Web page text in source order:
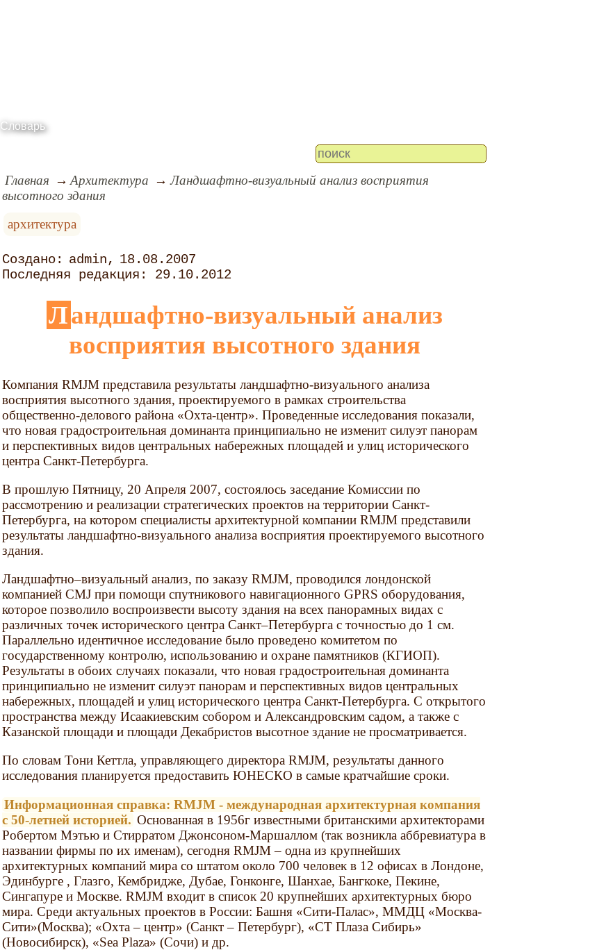
Словарь
Главная Архитектура
Ландшафтно-визуальный анализ восприятия
высотного здания
архитектура
admin
18.08.2007
29.10.2012
Ландшафтно-визуальный анализ
восприятия высотного здания
Компания RMJM представила результаты ландшафтно-визуального анализа
восприятия высотного здания, проектируемого в рамках строительства
общественно-делового района «Охта-центр». Проведенные исследования показали,
что новая градостроительная доминанта принципиально не изменит силуэт панорам
и перспективных видов центральных набережных площадей и улиц исторического
центра Санкт-Петербурга.
В прошлую Пятницу, 20 Апреля 2007, состоялось заседание Комиссии по
рассмотрению и реализации стратегических проектов на территории Санкт-
Петербурга, на котором специалисты архитектурной компании RMJM представили
результаты ландшафтно-визуального анализа восприятия проектируемого высотного
здания.
Ландшафтно–визуальный анализ, по заказу RMJM, проводился лондонской
компанией CMJ при помощи спутникового навигационного GPRS оборудования,
которое позволило воспроизвести высоту здания на всех панорамных видах с
различных точек исторического центра Санкт–Петербурга с точностью до 1 см.
Параллельно идентичное исследование было проведено комитетом по
государственному контролю, использованию и охране памятников (КГИОП).
Результаты в обоих случаях показали, что новая градостроительная доминанта
принципиально не изменит силуэт панорам и перспективных видов центральных
набережных, площадей и улиц исторического центра Санкт-Петербурга. С открытого
пространства между Исаакиевским собором и Александровским садом, а также с
Казанской площади и площади Декабристов высотное здание не просматривается.
По словам Тони Кеттла, управляющего директора RMJM, результаты данного
исследования планируется предоставить ЮНЕСКО в самые кратчайшие сроки.
Информационная справка: RMJM - международная архитектурная компания
с 50-летней историей. Основанная в 1956г известными британскими архитекторами
Робертом Мэтью и Стирратом Джонсоном-Маршаллом (так возникла аббревиатура в
названии фирмы по их именам), сегодня RMJM – одна из крупнейших
архитектурных компаний мира со штатом около 700 человек в 12 офисах в Лондоне,
Эдинбурге , Глазго, Кембридже, Дубае, Гонконге, Шанхае, Бангкоке, Пекине,
Сингапуре и Москве. RMJM входит в список 20 крупнейших архитектурных бюро
мира. Среди актуальных проектов в России: Башня «Сити-Палас», ММДЦ «Москва-
Сити»(Москва); «Охта – центр» (Санкт – Петербург), «СТ Плаза Сибирь»
(Новосибирск), «Sea Plaza» (Сочи) и др.